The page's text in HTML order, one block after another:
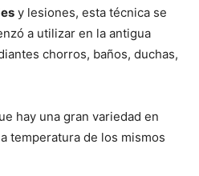
y lesiones, esta técnica se
a utilizar en la antigua
chorros, baños, duchas,
hay una gran variedad en
temperatura de los mismos